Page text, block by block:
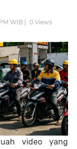
WIB | 0 Views
video yang